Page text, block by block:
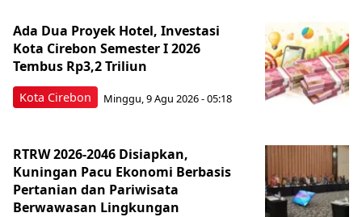
Kota Cirebon
Ada Dua Proyek Hotel, Investasi
Kota Cirebon Semester I 2026
Tembus Rp3,2 Triliun
Minggu, 9 Agu 2026 - 05:18
RTRW 2026-2046 Disiapkan,
Kuningan Pacu Ekonomi Berbasis
Pertanian dan Pariwisata
Berwawasan Lingkungan